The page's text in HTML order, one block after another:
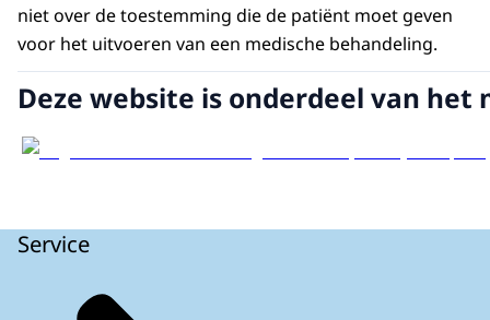
niet over de toestemming die de patiënt moet geven
voor het uitvoeren van een medische behandeling.
Deze website is onderdeel van
Service